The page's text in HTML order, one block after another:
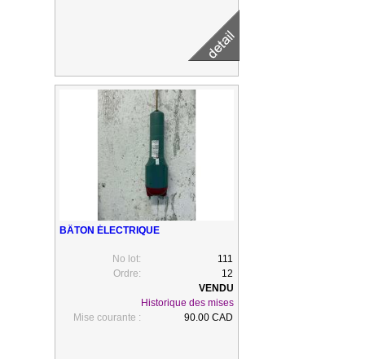
BÂTON ÉLECTRIQUE
No lot:
111
Ordre:
12
Historique des mises
Mise courante :
90.00 CAD